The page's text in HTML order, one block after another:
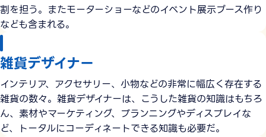
割を担う。またモーターショーなどのイベント展示ブース作り
なども含まれる。
雑貨デザイナー
インテリア、アクセサリー、小物などの非常に幅広く存在する
雑貨の数々。雑貨デザイナーは、こうした雑貨の知識はもちろ
ん、素材やマーケティング、プランニングやディスプレイな
ど、トータルにコーディネートできる知識も必要だ。